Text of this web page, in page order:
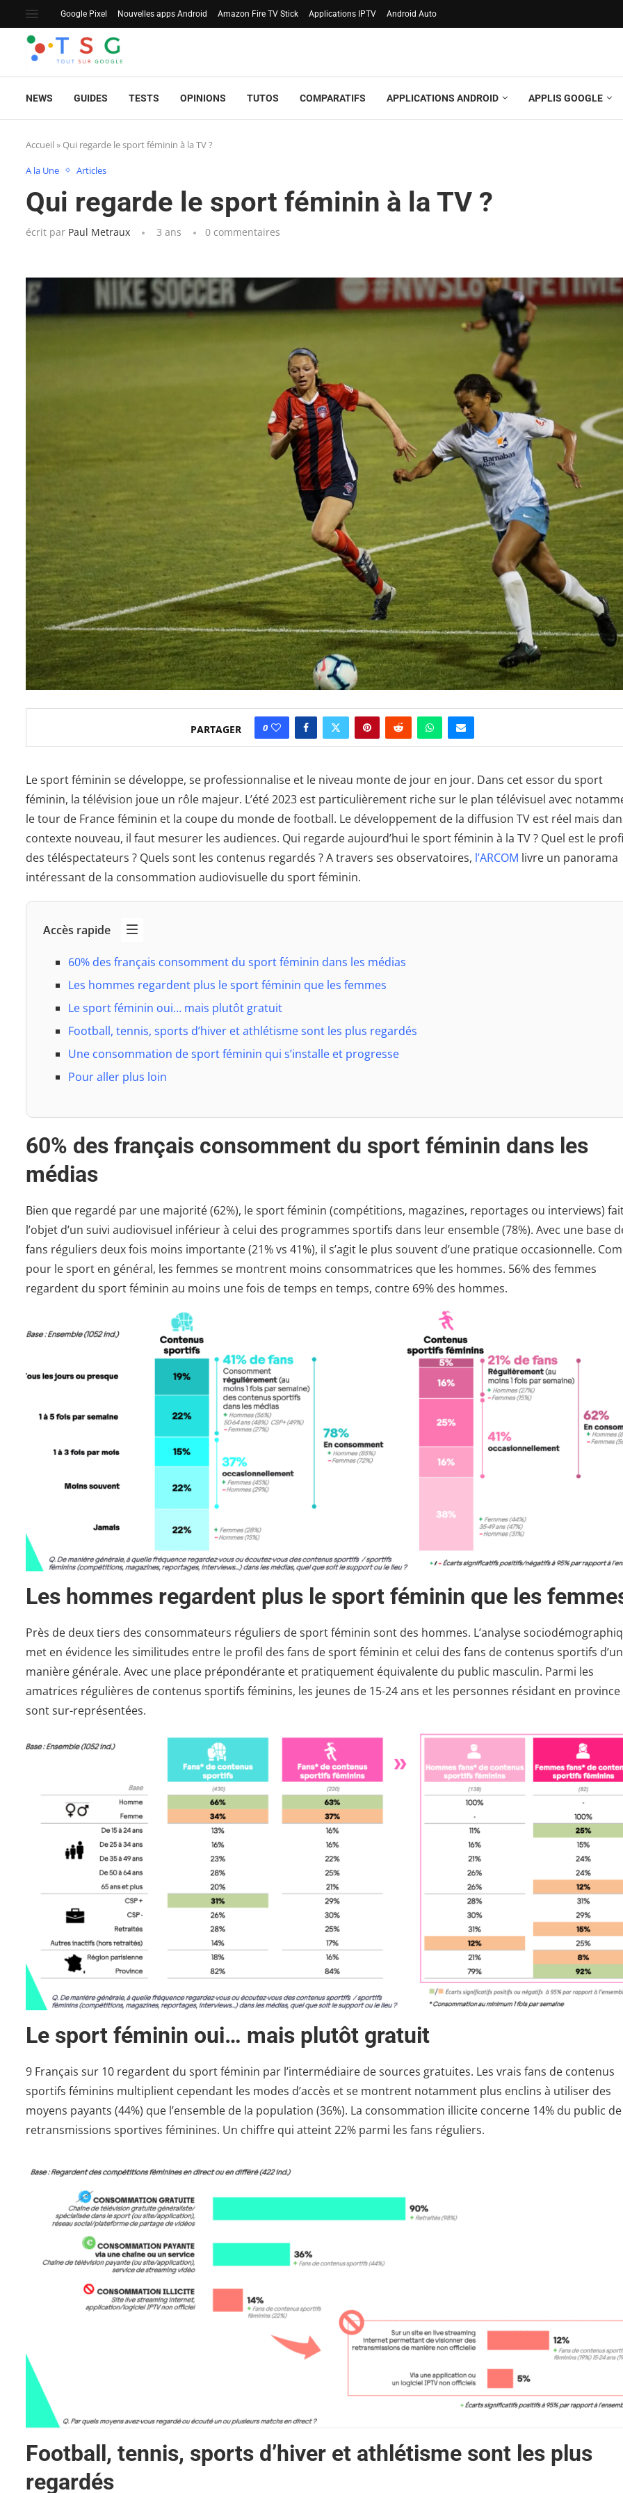
Google Pixel Nouvelles apps Android Amazon Fire TV Stick Applications IPTV Android Auto
NEWS GUIDES TESTS OPINIONS TUTOS COMPARATIFS APPLICATIONS ANDROID APPLIS GOOGLE
Accueil » Qui regarde le sport féminin à la TV ?
A la Une Articles
Qui regarde le sport féminin à la TV ?
écrit par Paul Metraux 3 ans 0 commentaires
PARTAGER 0
Le sport féminin se développe, se professionnalise et le niveau monte de jour en jour. Dans cet essor du sport
féminin, la télévision joue un rôle majeur. L’été 2023 est particulièrement riche sur le plan télévisuel avec
le tour de France féminin et la coupe du monde de football. Le développement de la diffusion TV est réel mais
contexte nouveau, il faut mesurer les audiences. Qui regarde aujourd’hui le sport féminin à la TV ? Quel est le
des téléspectateurs ? Quels sont les contenus regardés ? A travers ses observatoires, l’ARCOM livre un panorama
intéressant de la consommation audiovisuelle du sport féminin.
Accès rapide
60% des français consomment du sport féminin dans les médias
Les hommes regardent plus le sport féminin que les femmes
Le sport féminin oui… mais plutôt gratuit
Football, tennis, sports d’hiver et athlétisme sont les plus regardés
Une consommation de sport féminin qui s’installe et progresse
Pour aller plus loin
60% des français consomment du sport féminin dans les
médias
Bien que regardé par une majorité (62%), le sport féminin (compétitions, magazines, reportages ou interviews)
l’objet d’un suivi audiovisuel inférieur à celui des programmes sportifs dans leur ensemble (78%). Avec une base
fans réguliers deux fois moins importante (21% vs 41%), il s’agit le plus souvent d’une pratique occasionnelle.
pour le sport en général, les femmes se montrent moins consommatrices que les hommes. 56% des femmes
regardent du sport féminin au moins une fois de temps en temps, contre 69% des hommes.
Les hommes regardent plus le sport féminin que les
Près de deux tiers des consommateurs réguliers de sport féminin sont des hommes. L’analyse
met en évidence les similitudes entre le profil des fans de sport féminin et celui des fans de contenus sportifs
manière générale. Avec une place prépondérante et pratiquement équivalente du public masculin. Parmi les
amatrices régulières de contenus sportifs féminins, les jeunes de 15-24 ans et les personnes résidant en province
sont sur-représentées.
Le sport féminin oui… mais plutôt gratuit
9 Français sur 10 regardent du sport féminin par l’intermédiaire de sources gratuites. Les vrais fans de contenus
sportifs féminins multiplient cependant les modes d’accès et se montrent notamment plus enclins à utiliser des
moyens payants (44%) que l’ensemble de la population (36%). La consommation illicite concerne 14% du public de
retransmissions sportives féminines. Un chiffre qui atteint 22% parmi les fans réguliers.
Football, tennis, sports d’hiver et athlétisme sont les plus
regardés